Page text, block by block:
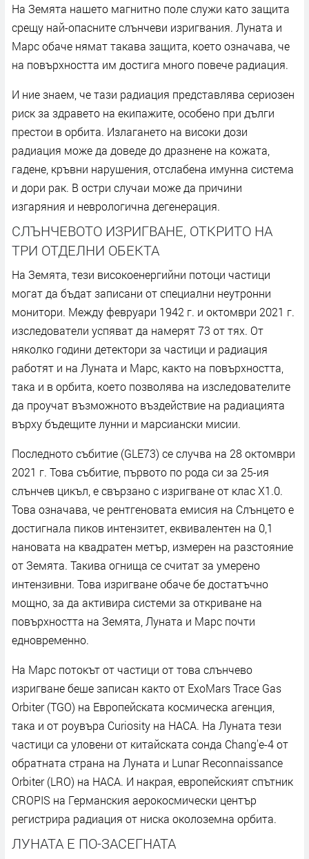
На Земята нашето магнитно поле служи като защита
срещу най-опасните слънчеви изригвания. Луната и
Марс обаче нямат такава защита, което означава, че
на повърхността им достига много повече радиация.
И ние знаем, че тази радиация представлява сериозен
риск за здравето на екипажите, особено при дълги
престои в орбита. Излагането на високи дози
радиация може да доведе до дразнене на кожата,
гадене, кръвни нарушения, отслабена имунна система
и дори рак. В остри случаи може да причини
изгаряния и неврологична дегенерация.
СЛЪНЧЕВОТО ИЗРИГВАНЕ, ОТКРИТО НА
ТРИ ОТДЕЛНИ ОБЕКТА
На Земята, тези високоенергийни потоци частици
могат да бъдат записани от специални неутронни
монитори. Между февруари 1942 г. и октомври 2021 г.
изследователи успяват да намерят 73 от тях. От
няколко години детектори за частици и радиация
работят и на Луната и Марс, както на повърхността,
така и в орбита, което позволява на изследователите
да проучат възможното въздействие на радиацията
върху бъдещите лунни и марсиански мисии.
Последното събитие (GLE73) се случва на 28 октомври
2021 г. Това събитие, първото по рода си за 25-ия
слънчев цикъл, е свързано с изригване от клас X1.0.
Това означава, че рентгеновата емисия на Слънцето е
достигнала пиков интензитет, еквивалентен на 0,1
нановата на квадратен метър, измерен на разстояние
от Земята. Такива огнища се считат за умерено
интензивни. Това изригване обаче бе достатъчно
мощно, за да активира системи за откриване на
повърхността на Земята, Луната и Марс почти
едновременно.
На Марс потокът от частици от това слънчево
изригване беше записан както от ExoMars Trace Gas
Orbiter (TGO) на Европейската космическа агенция,
така и от роувъра Curiosity на НАСА. На Луната тези
частици са уловени от китайската сонда Chang'e-4 от
обратната страна на Луната и Lunar Reconnaissance
Orbiter (LRO) на НАСА. И накрая, европейският спътник
CROPIS на Германския аерокосмически център
регистрира радиация от ниска околоземна орбита.
ЛУНАТА Е ПО-ЗАСЕГНАТА